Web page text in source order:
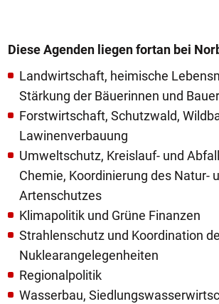
Diese Agenden liegen fortan bei
Landwirtschaft, heimische
Stärkung der Bäuerinnen und
Forstwirtschaft, Schutzwald,
Lawinenverbauung
Umweltschutz, Kreislauf- und
Chemie, Koordinierung des Natur-
Artenschutzes
Klimapolitik und Grüne Finanzen
Strahlenschutz und Koordination
Nuklearangelegenheiten
Regionalpolitik
Wasserbau,